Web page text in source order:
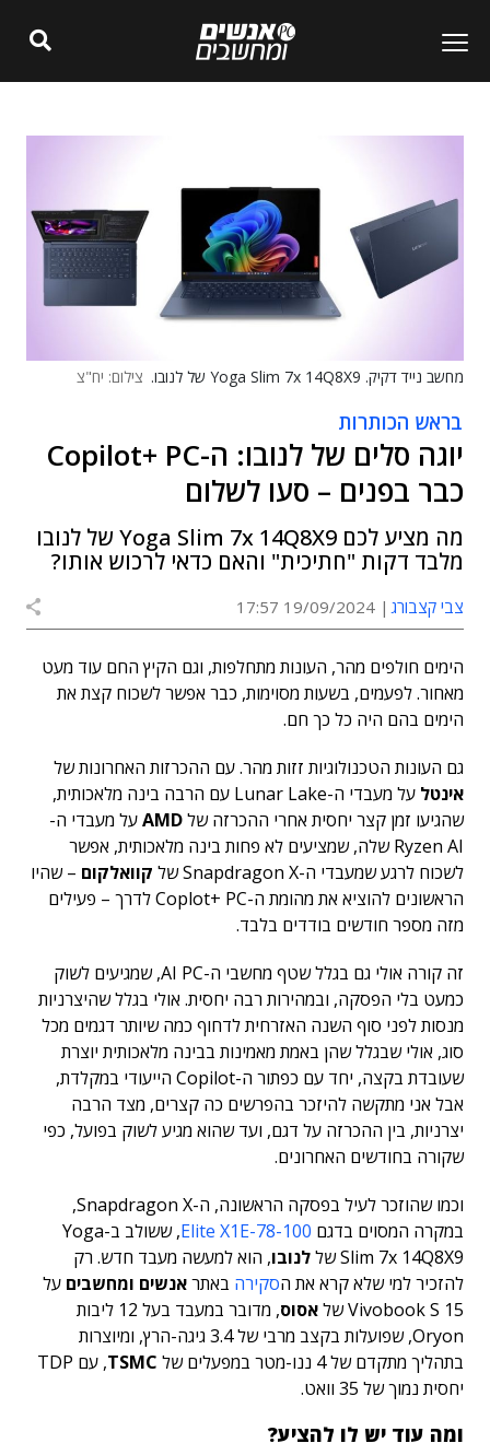
מחשב נייד דקיק. Yoga Slim 7x 14Q8X9 של לנובו. צילום: יח"צ
בראש הכותרות
יוגה סלים של לנובו: ה-Copilot+ PC
כבר בפנים – סעו לשלום
מה מציע לכם Yoga Slim 7x 14Q8X9 של לנובו
מלבד דקות "חתיכית" והאם כדאי לרכוש אותו?
צבי קצבורג 19/09/2024 17:57
הימים חולפים מהר, העונות מתחלפות, וגם הקיץ החם עוד מעט
מאחור. לפעמים, בשעות מסוימות, כבר אפשר לשכוח קצת את
הימים בהם היה כל כך חם.
גם העונות הטכנולוגיות זזות מהר. עם ההכרזות האחרונות של
אינטל
על מעבדי ה-Lunar Lake עם הרבה בינה מלאכותית,
שהגיעו זמן קצר יחסית אחרי ההכרזה שלAMDעל מעבדי ה-
Ryzen AI שלה, שמציעים לא פחות בינה מלאכותית, אפשר
לשכוח לרגע שמעבדי ה-Snapdragon X של
קוואלקום – שהיו
הראשונים להוציא את מהומת ה-Coplot+ PC לדרך – פעילים
מזה מספר חודשים בודדים בלבד.
זה קורה אולי גם בגלל שטף מחשבי ה-AI PC, שמגיעים לשוק
כמעט בלי הפסקה, ובמהירות רבה יחסית. אולי בגלל שהיצרניות
מנסות לפני סוף השנה האזרחית לדחוף כמה שיותר דגמים מכל
סוג, אולי שבגלל שהן באמת מאמינות בבינה מלאכותית יוצרת
שעובדת בקצה, יחד עם כפתור ה-Copilot הייעודי במקלדת,
אבל אני מתקשה להיזכר בהפרשים כה קצרים, מצד הרבה
יצרניות, בין ההכרזה על דגם, ועד שהוא מגיע לשוק בפועל, כפי
שקורה בחודשים האחרונים.
וכמו שהוזכר לעיל בפסקה הראשונה, ה-Snapdragon X,
במקרה המסוים בדגם Elite X1E-78-100
, ששולב ב-Yoga
Slim 7x 14Q8X9 של
לנובו, הוא למעשה מעבד חדש. רק
להזכיר למי שלא קרא את הסקירה באתראנשים ומחשבים על
Vivobook S 15 של
אסוס
, מדובר במעבד בעל 12 ליבות
Oryon, שפועלות בקצב מרבי של 3.4 גיגה-הרץ, ומיוצרות
בתהליך מתקדם של 4 ננו-מטר במפעלים של
TSMC
, עם TDP
יחסית נמוך של 35 וואט.
ומה עוד יש לו להציע?